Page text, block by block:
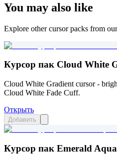
You may also like
Explore other cursor packs from
Курсор пак Cloud White
Cloud White Gradient cursor -
Cloud White Fade Cuff.
Открыть
Добавить
Курсор пак Emerald